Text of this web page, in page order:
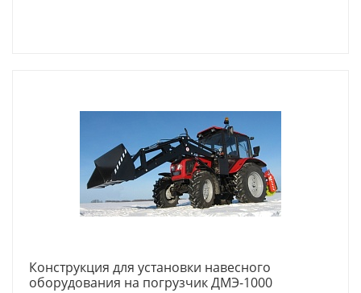
Конструкция для установки навесного
оборудования на погрузчик ДМЭ-1000